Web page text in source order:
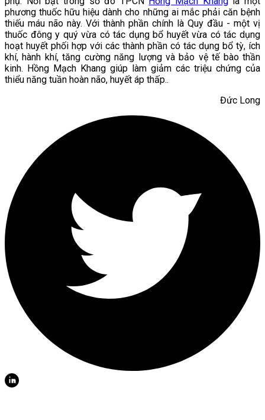
phương thuốc hữu hiệu dành cho những ai mắc phải căn bệnh
thiếu máu não này. Với thành phần chính là Quy đầu - một vị
thuốc đông y quý vừa có tác dụng bổ huyết vừa có tác dụng
hoạt huyết phối hợp với các thành phần có tác dụng bổ tỳ, ích
khí, hành khí, tăng cường năng lượng và bảo vệ tế bào thần
kinh. Hồng Mạch Khang giúp làm giảm các triệu chứng của
thiểu năng tuần hoàn não, huyết áp thấp..
Đức Long